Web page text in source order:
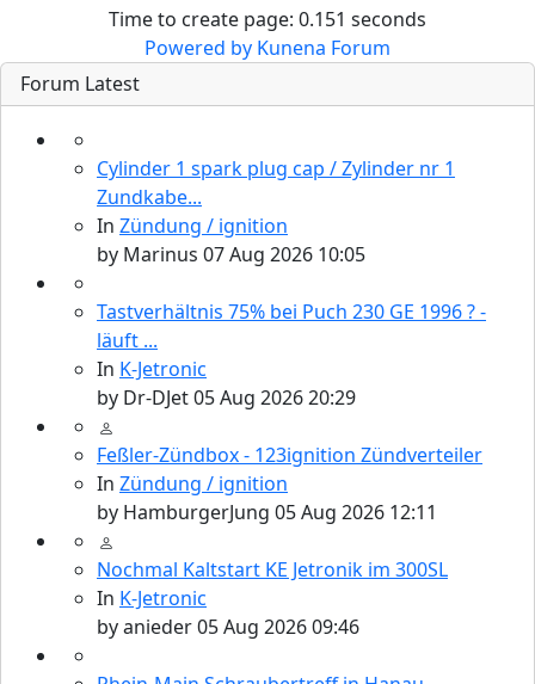
Time to create page: 0.151 seconds
Powered by Kunena Forum
Forum Latest
Cylinder 1 spark plug cap / Zylinder nr 1
Zundkabe...
In Zündung / ignition
by Marinus 07 Aug 2026 10:05
Tastverhältnis 75% bei Puch 230 GE 1996 ? -
läuft ...
In K-Jetronic
by Dr-DJet05 Aug 2026 20:29
Feßler-Zündbox - 123ignition Zündverteiler
In Zündung / ignition
by HamburgerJung 05 Aug 2026 12:11
Nochmal Kaltstart KE Jetronik im 300SL
In K-Jetronic
byanieder05 Aug 2026 09:46